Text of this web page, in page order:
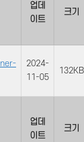
업데
이트
크기
2024-
11-05
132KB
업데
이트
크기